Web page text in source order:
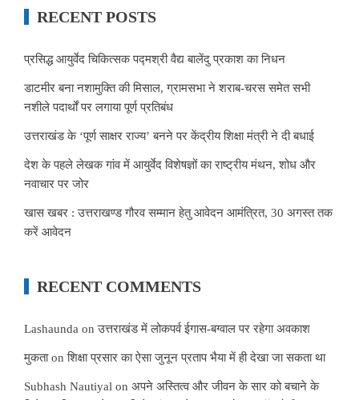
RECENT POSTS
प्रसिद्ध आयुर्वेद चिकित्सक पद्मश्री वैद्य बालेंदु प्रकाश का निधन
डाटमीर बना नशामुक्ति की मिसाल, ग्रामसभा ने शराब-चरस समेत सभी
नशीले पदार्थों पर लगाया पूर्ण प्रतिबंध
उत्तराखंड के ‘पूर्ण साक्षर राज्य’ बनने पर केंद्रीय शिक्षा मंत्री ने दी बधाई
देश के पहले लेखक गांव में आयुर्वेद विशेषज्ञों का राष्ट्रीय मंथन, शोध और
नवाचार पर जोर
खास खबर : उत्तराखण्ड गौरव सम्मान हेतु आवेदन आमंत्रित, 30 अगस्त तक
करें आवेदन
RECENT COMMENTS
Lashaunda onउत्तराखंड में लोकपर्व ईगास-बग्वाल पर रहेगा अवकाश
मुकताonशिक्षा प्रसार का ऐसा जुनून प्रताप भैया में ही देखा जा सकता था
Subhash Nautiyal on अपने अस्तित्व और जीवन के सार को बचाने के